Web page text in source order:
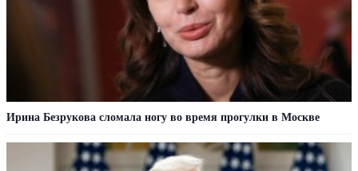
Ирина Безрукова сломала ногу во время прогулки в Москве